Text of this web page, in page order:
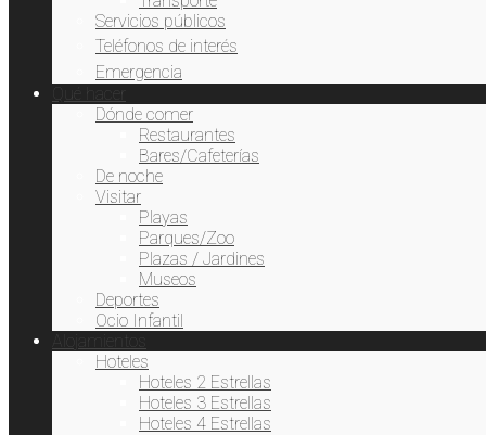
Servicios públicos
Teléfonos de interés
Emergencia
Qué hacer
Dónde comer
Restaurantes
Bares/Cafeterías
De noche
Visitar
Playas
Parques/Zoo
Plazas / Jardines
Museos
Deportes
Ocio Infantil
Alojamientos
Hoteles
Hoteles 2 Estrellas
Hoteles 3 Estrellas
Hoteles 4 Estrellas